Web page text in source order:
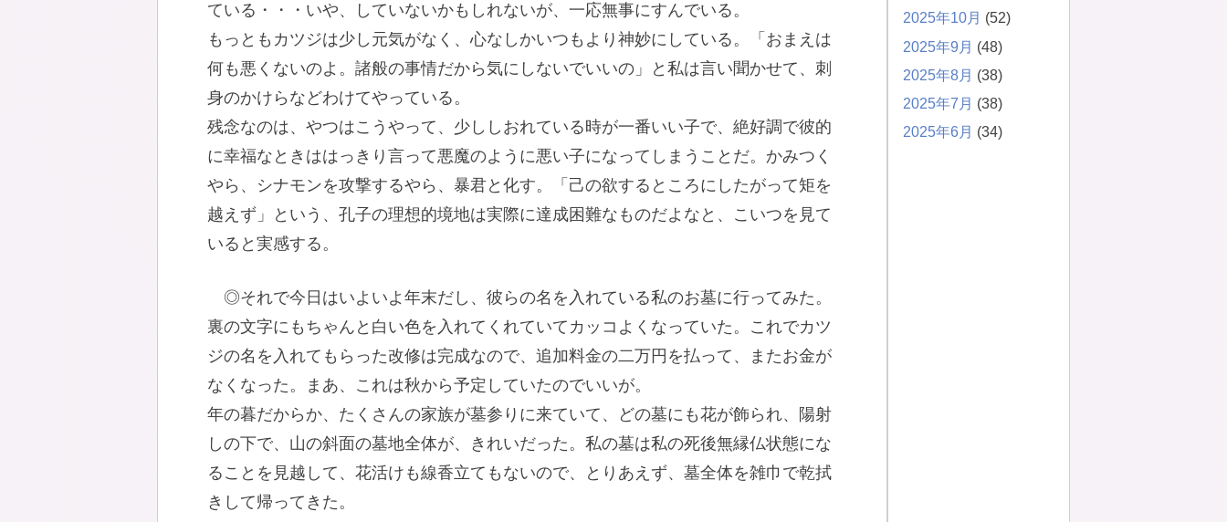
ている・・・いや、していないかもしれないが、一応無事にすんでいる。
もっともカツジは少し元気がなく、心なしかいつもより神妙にしている。「おまえは
何も悪くないのよ。諸般の事情だから気にしないでいいの」と私は言い聞かせて、刺
身のかけらなどわけてやっている。
残念なのは、やつはこうやって、少ししおれている時が一番いい子で、絶好調で彼的
に幸福なときははっきり言って悪魔のように悪い子になってしまうことだ。かみつく
やら、シナモンを攻撃するやら、暴君と化す。「己の欲するところにしたがって矩を
越えず」という、孔子の理想的境地は実際に達成困難なものだよなと、こいつを見て
いると実感する。
◎それで今日はいよいよ年末だし、彼らの名を入れている私のお墓に行ってみた。
裏の文字にもちゃんと白い色を入れてくれていてカッコよくなっていた。これでカツ
ジの名を入れてもらった改修は完成なので、追加料金の二万円を払って、またお金が
なくなった。まあ、これは秋から予定していたのでいいが。
年の暮だからか、たくさんの家族が墓参りに来ていて、どの墓にも花が飾られ、陽射
しの下で、山の斜面の墓地全体が、きれいだった。私の墓は私の死後無縁仏状態にな
ることを見越して、花活けも線香立てもないので、とりあえず、墓全体を雑巾で乾拭
きして帰ってきた。
2025年10月 (52)
2025年9月 (48)
2025年8月 (38)
2025年7月 (38)
2025年6月 (34)